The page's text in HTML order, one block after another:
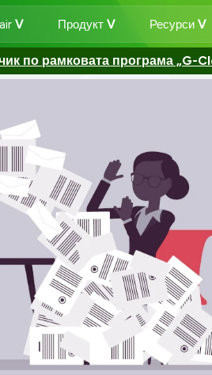
Продукт Ресурси
по рамковата програма „G-